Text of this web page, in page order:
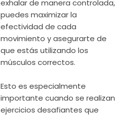
exhalar de manera controlada,
puedes maximizar la
efectividad de cada
movimiento y asegurarte de
que estás utilizando los
músculos correctos.
Esto es especialmente
importante cuando se realizan
ejercicios desafiantes que